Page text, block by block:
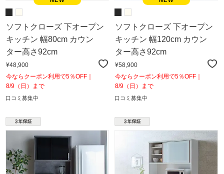
ソフトクローズ 下オープン
キッチン 幅80cm カウン
ター高さ92cm
¥48,900
今ならクーポン利用で5％OFF｜
8/9（日）まで
口コミ募集中
ソフトクローズ 下オープン
キッチン 幅120cm カウン
ター高さ92cm
¥58,900
今ならクーポン利用で5％OFF｜
8/9（日）まで
口コミ募集中